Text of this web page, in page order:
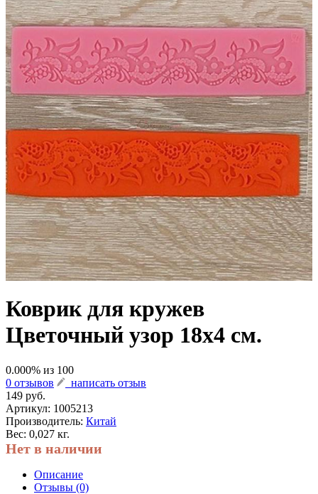
Коврик для кружев
Цветочный узор 18х4 см.
0.000% из 100
0 отзывов
написать отзыв
149 руб.
Артикул: 1005213
Производитель: Китай
Вес: 0,027 кг.
Нет в наличии
Описание
Отзывы (0)